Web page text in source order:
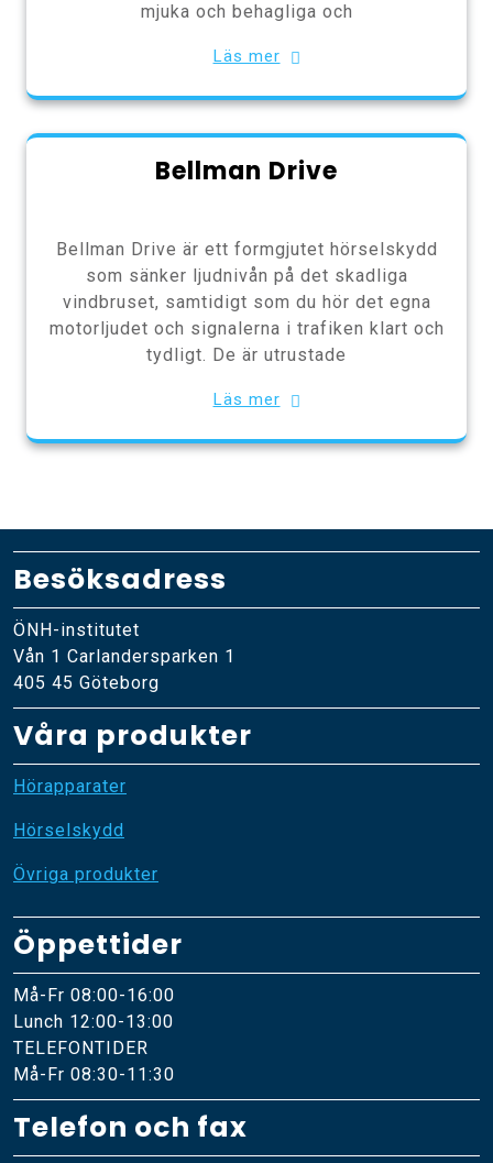
mjuka och behagliga och
Läs mer
Bellman Drive
Bellman Drive är ett formgjutet hörselskydd
som sänker ljudnivån på det skadliga
vindbruset, samtidigt som du hör det egna
motorljudet och signalerna i trafiken klart och
tydligt. De är utrustade
Läs mer
Besöksadress
ÖNH-institutet
Vån 1 Carlandersparken 1
405 45 Göteborg
Våra produkter
Hörapparater
Hörselskydd
Övriga produkter
Öppettider
Må-Fr 08:00-16:00
Lunch 12:00-13:00
TELEFONTIDER
Må-Fr 08:30-11:30
Telefon och fax